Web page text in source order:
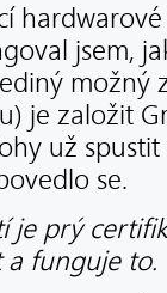
jsem,
možný
je založit
už
se.
je prý
a funguje to.